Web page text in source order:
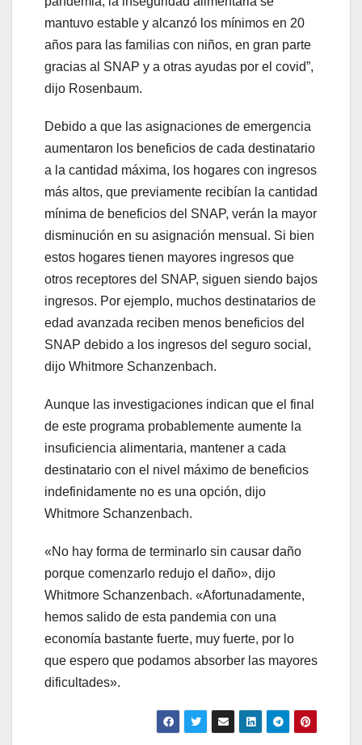
mantuvo estable y alcanzó los mínimos en 20
años para las familias con niños, en gran parte
gracias al SNAP y a otras ayudas por el covid”,
dijo Rosenbaum.
Debido a que las asignaciones de emergencia
aumentaron los beneficios de cada destinatario
a la cantidad máxima, los hogares con ingresos
más altos, que previamente recibían la cantidad
mínima de beneficios del SNAP, verán la mayor
disminución en su asignación mensual. Si bien
estos hogares tienen mayores ingresos que
otros receptores del SNAP, siguen siendo bajos
ingresos. Por ejemplo, muchos destinatarios de
edad avanzada reciben menos beneficios del
SNAP debido a los ingresos del seguro social,
dijo Whitmore Schanzenbach.
Aunque las investigaciones indican que el final
de este programa probablemente aumente la
insuficiencia alimentaria, mantener a cada
destinatario con el nivel máximo de beneficios
indefinidamente no es una opción, dijo
Whitmore Schanzenbach.
«No hay forma de terminarlo sin causar daño
porque comenzarlo redujo el daño», dijo
Whitmore Schanzenbach. «Afortunadamente,
hemos salido de esta pandemia con una
economía bastante fuerte, muy fuerte, por lo
que espero que podamos absorber las mayores
dificultades».